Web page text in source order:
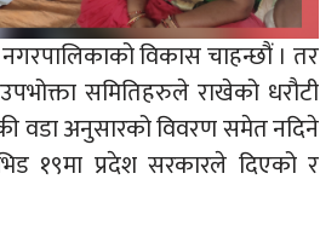
विकास चाहन्छौं । तर
समितिहरुले राखेको धरौटी
वडा अनुसारको विवरण समेत नदिने
१९मा प्रदेश सरकारले दिएको र